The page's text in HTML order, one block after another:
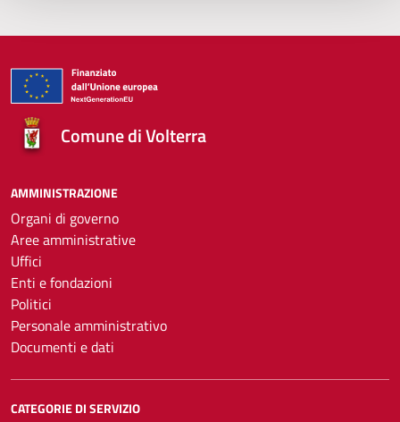
Comune di Volterra
AMMINISTRAZIONE
Organi di governo
Aree amministrative
Uffici
Enti e fondazioni
Politici
Personale amministrativo
Documenti e dati
CATEGORIE DI SERVIZIO